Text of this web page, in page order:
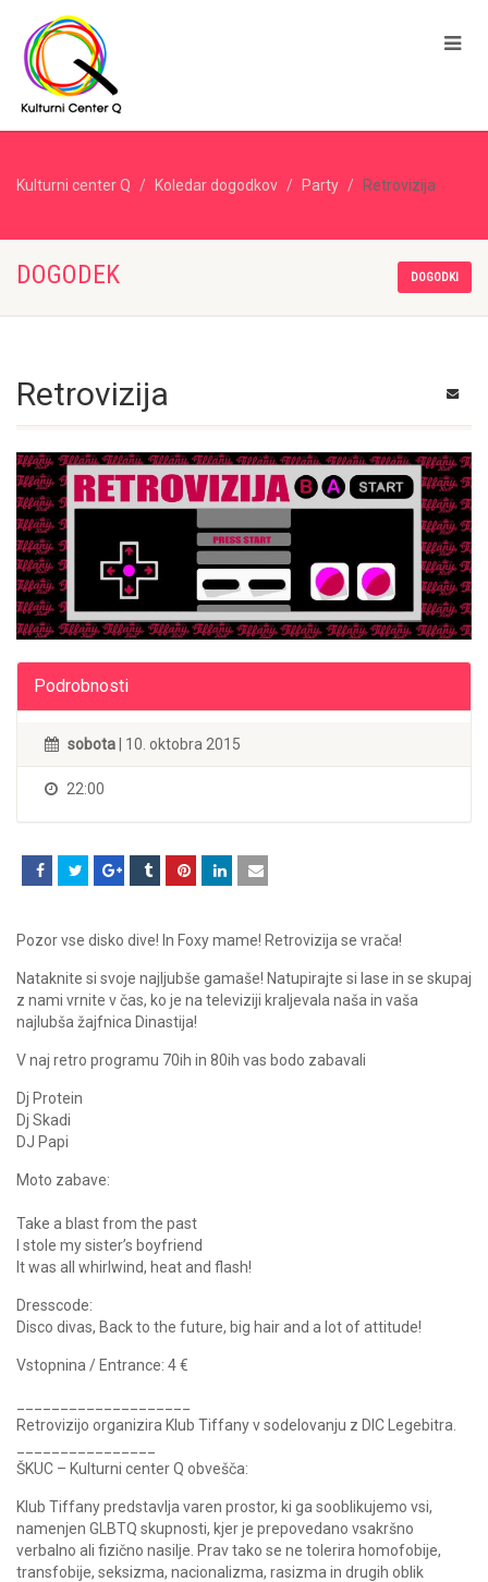
Kulturni center Q Koledar dogodkov Party Retrovizija
DOGODEK DOGODKI
Retrovizija
Podrobnosti
sobota | 10. oktobra 2015
22:00
Pozor vse disko dive! In Foxy mame! Retrovizija se vrača!
Nataknite si svoje najljubše gamaše! Natupirajte si lase in se skupaj
z nami vrnite v čas, ko je na televiziji kraljevala naša in vaša
najlubša žajfnica Dinastija!
V naj retro programu 70ih in 80ih vas bodo zabavali
Dj Protein
Dj Skadi
DJ Papi
Moto zabave:
Take a blast from the past
I stole my sister’s boyfriend
It was all whirlwind, heat and flash!
Dresscode:
Disco divas, Back to the future, big hair and a lot of attitude!
Vstopnina / Entrance: 4 €
Retrovizijo organizira Klub Tiffany v sodelovanju z DIC Legebitra.
ŠKUC – Kulturni center Q obvešča:
Klub Tiffany predstavlja varen prostor, ki ga sooblikujemo vsi,
namenjen GLBTQ skupnosti, kjer je prepovedano vsakršno
verbalno ali fizično nasilje. Prav tako se ne tolerira homofobije,
transfobije, seksizma, nacionalizma, rasizma in drugih oblik